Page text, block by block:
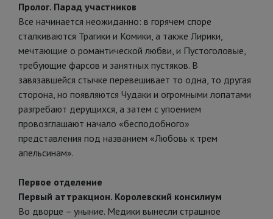
Пролог. Парад участников
Все начинается неожиданно: в горячем споре
сталкиваются Трагики и Комики, а также Лирики,
мечтающие о романтической любви, и Пустоголовые,
требующие фарсов и занятных пустяков. В
завязавшейся стычке перевешивает то одна, то другая
сторона, но появляются Чудаки и огромными лопатами
разгребают дерущихся, а затем с упоением
провозглашают начало «бесподобного»
представления под названием «Любовь к трем
апельсинам».
Первое отделение
Первый аттракцион. Королевский консилиум
Во дворце – уныние. Медики вынесли страшное